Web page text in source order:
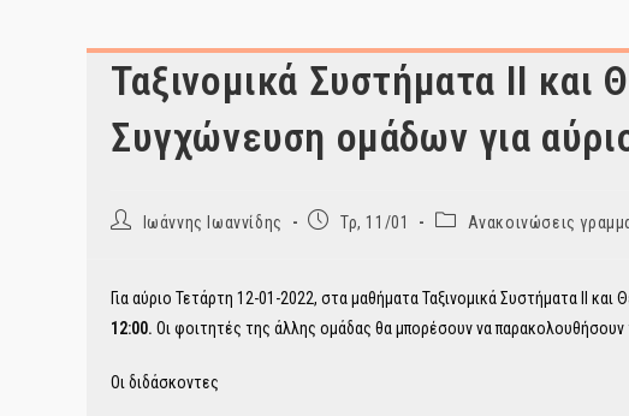
Ταξινομικά Συστήματα ΙΙ και
Συγχώνευση ομάδων για
PostΙωάννης Ιωαννίδης
PostΤρ, 11/01
PostΑνακοινώσεις
Για αύριο Τετάρτη 12-01-2022, στα μαθήματα Ταξινομικά Συστήματα ΙΙ και
12:00. Οι φοιτητές της άλλης ομάδας θα μπορέσουν να παρακολουθήσουν
Οι διδάσκοντες